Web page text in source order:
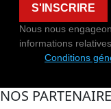
S'INSCRIRE
Nous nous
informations
Conditions
NOS